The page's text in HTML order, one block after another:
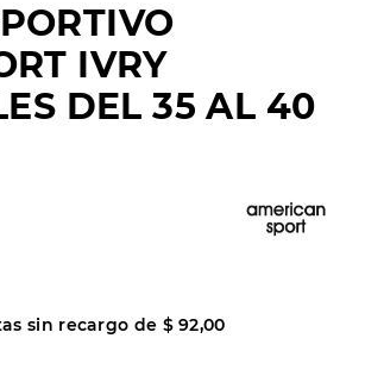
IVRY
DEL 35 AL 40
sin recargo de $ 92,00